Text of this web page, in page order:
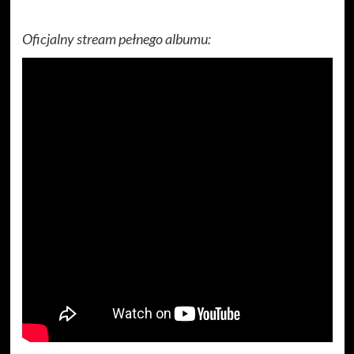
Oficjalny stream pełnego albumu: